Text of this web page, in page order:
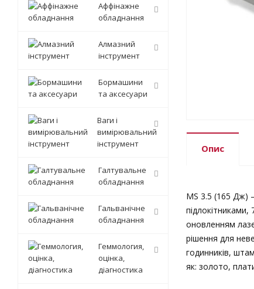
Опис
MS 3.5 (165 Дж)
оновленням
рішення для
годинників,
як: золото,
Аффінажне
обладнання
Алмазний
інструмент
Бормашини
та аксесуари
Ваги і
вимірювальний
інструмент
Галтувальне
обладнання
Гальванічне
обладнання
Геммология,
оцінка,
діагностика